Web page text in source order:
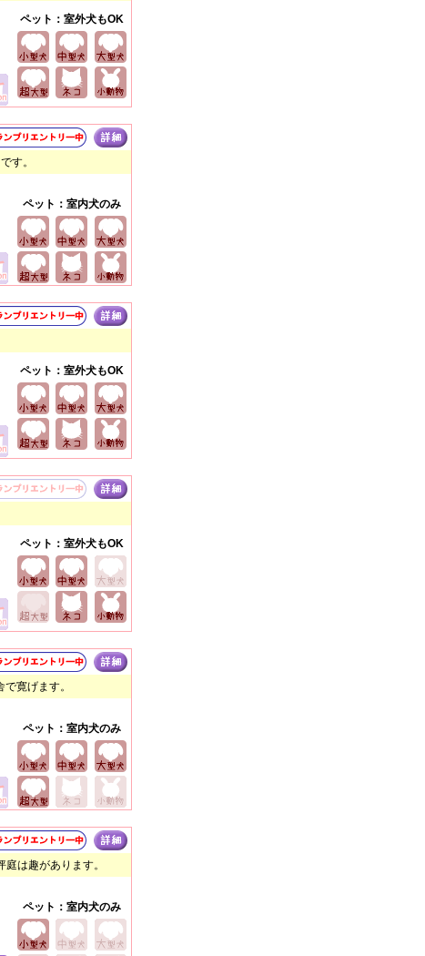
ペット：室外犬もOK
す。
ペット：室内犬のみ
ペット：室外犬もOK
ペット：室外犬もOK
寛げます。
ペット：室内犬のみ
は趣があります。
ペット：室内犬のみ